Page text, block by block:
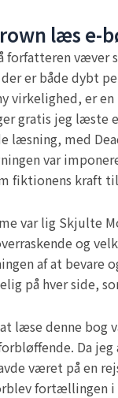
læs e-
forfatteren
er både dybt
virkelighed, er
gratis jeg læste
læsning, med
var
fiktionens kraft
var lig Skjulte
og
af at bevare
på hver side,
læse denne
Da
været på en
fortællingen i